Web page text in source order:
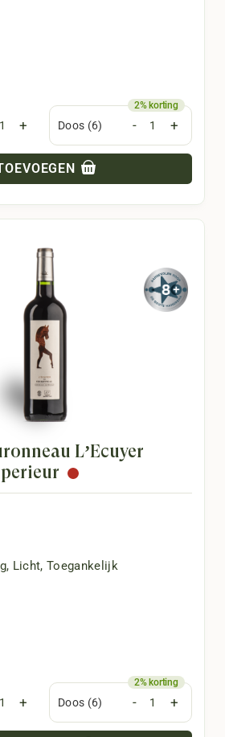
+ Doos (6) - +
L’Écuyer
, Licht,Toegankelijk
+ Doos (6) - +